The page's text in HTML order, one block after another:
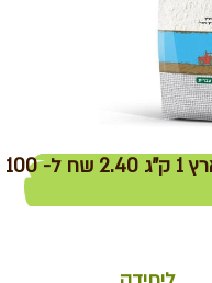
קמח כוסמין לבן אורגני – מנחת הארץ 1 ק"ג 2.40 שח ל- 100